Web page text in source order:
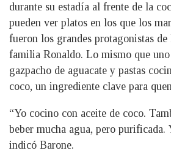
durante su estadía al frente de la
pueden ver platos en los que los
fueron los grandes protagonistas
familia Ronaldo. Lo mismo que
gazpacho de aguacate y pastas
coco, un ingrediente clave para
“Yo cocino con aceite de coco.
beber mucha agua, pero purificada.
indicó Barone.